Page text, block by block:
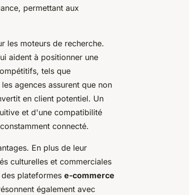
permettant aux
les moteurs de recherche.
aident à positionner une
tels que
agences assurent que non
en client potentiel. Un
et d'une compatibilité
connecté.
En plus de leur
culturelles et commerciales
plateformes e-commerce
également avec